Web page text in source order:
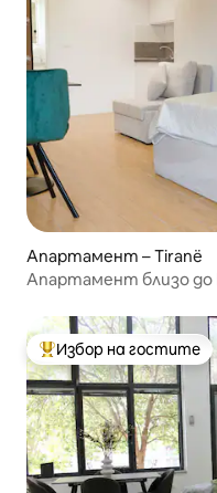
Апартамент – Tiranë
Апартамент близо до
Най-популярен избор
Избор на гостите